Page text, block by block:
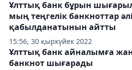
15:56, 30 қыркүйек 2022
Ұлттық банк бұрын
мың теңгелік банкноттар әлі
қабылданатынын айтты
Ұлттық банк айналымға
банкнот шығарады